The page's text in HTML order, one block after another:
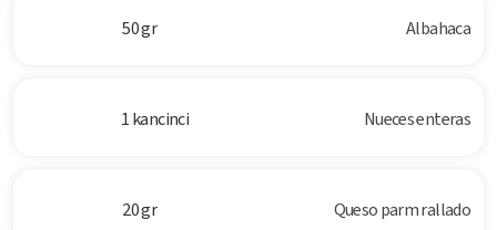
50 gr Albahaca
1 kancinci Nueces enteras
20 gr Queso parm rallado